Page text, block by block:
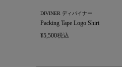
DIVINER ディバイナー
Packing Tape Logo Shirt
¥5,500税込